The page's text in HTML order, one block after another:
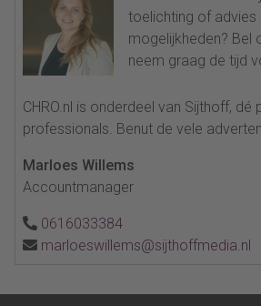
toelichting of advies
mogelijkheden? Bel
neem graag de tijd
CHRO.nl is onderdeel van Sijthoff, dé
professionals. Benut de vele
Marloes Willems
Accountmanager
0616033384
marloeswillems@sijthoffmedia.nl